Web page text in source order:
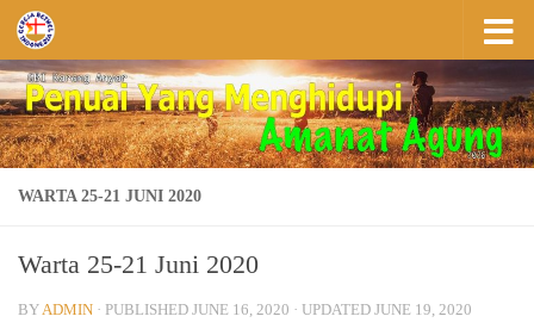
Skip to content
WARTA 25-21 JUNI 2020
Warta 25-21 Juni 2020
BYADMIN · PUBLISHED JUNE 16, 2020 · UPDATED JUNE 19, 2020